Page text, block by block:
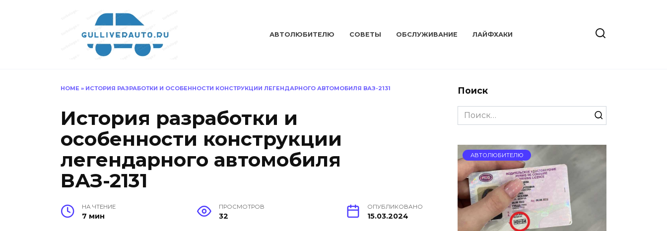
АВТОЛЮБИТЕЛЮ СОВЕТЫ ОБСЛУЖИВАНИЕ ЛАЙФХАКИ
HOME » ИСТОРИЯ РАЗРАБОТКИ И ОСОБЕННОСТИ КОНСТРУКЦИИ ЛЕГЕНДАРНОГО АВТОМОБИЛЯ ВАЗ-2131
История разработки и
особенности конструкции
легендарного автомобиля
ВАЗ-2131
НА ЧТЕНИЕ
7 мин
ПРОСМОТРОВ
32
ОПУБЛИКОВАНО
15.03.2024
Поиск
Search
for:
АВТОЛЮБИТЕЛЮ